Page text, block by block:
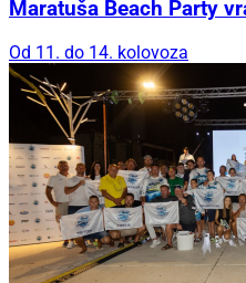
Maratuša Beach Party
Od 11. do 14. kolovoza